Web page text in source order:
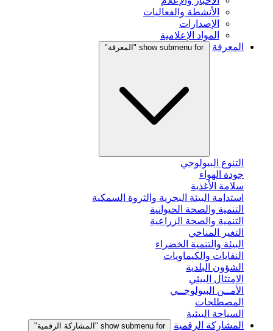
الأنشطة والفعاليات
الإصدارات
المواد الإعلامية
المعرفة
show submenu for "المعرفة"
التنوع البيولوجي
جودة الهواء
سلامة الأغذية
استدامة البيئة البحرية والثروة السمكية
التنمية والصحة الحيوانية
التنمية والصحة الزراعية
التغير المناخي
البيئة والتنمية الخضراء
النفايات والكيماويات
الشؤون البلدية
الامتثال البيئي
الأمــن البيولوجــي
المصطلحات
السياحة البيئية
المشاركة الرقمية
show submenu for "المشاركة الرقمية"